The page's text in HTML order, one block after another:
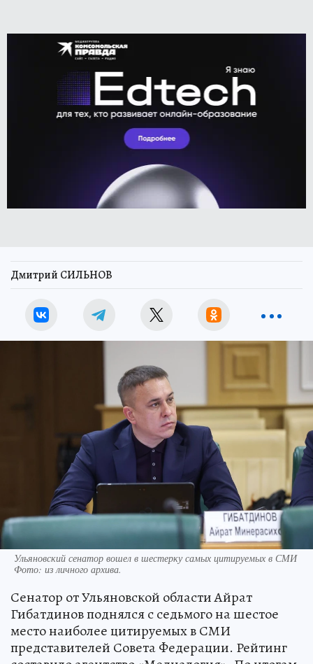
Дмитрий СИЛЬНОВ
Ульяновский сенатор вошел в шестерку самых цитируемых в СМИ
Фото: из личного архива.
Сенатор от Ульяновской области Айрат
Гибатдинов поднялся с седьмого на шестое
место наиболее цитируемых в СМИ
представителей Совета Федерации. Рейтинг